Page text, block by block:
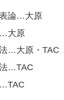
論…大原
大原
…大原・TAC
…TAC